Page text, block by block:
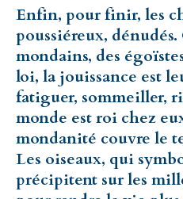
Enfin, pour finir, les
poussiéreux, dénudés.
mondains, des
loi, la jouissance est
fatiguer, sommeiller,
monde est roi chez
mondanité couvre le
Les oiseaux, qui
précipitent sur les